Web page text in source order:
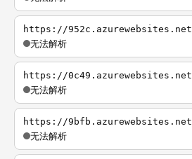
https://952c.azurewebsites.net
无法解析
https://0c49.azurewebsites.net
无法解析
https://9bfb.azurewebsites.net
无法解析